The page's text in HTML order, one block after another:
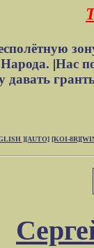
|Нас
давать
][AUTO] [KOI-8R]